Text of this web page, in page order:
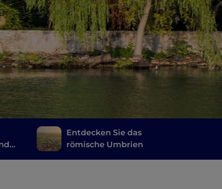
Entdecken Sie das
römische Umbrien